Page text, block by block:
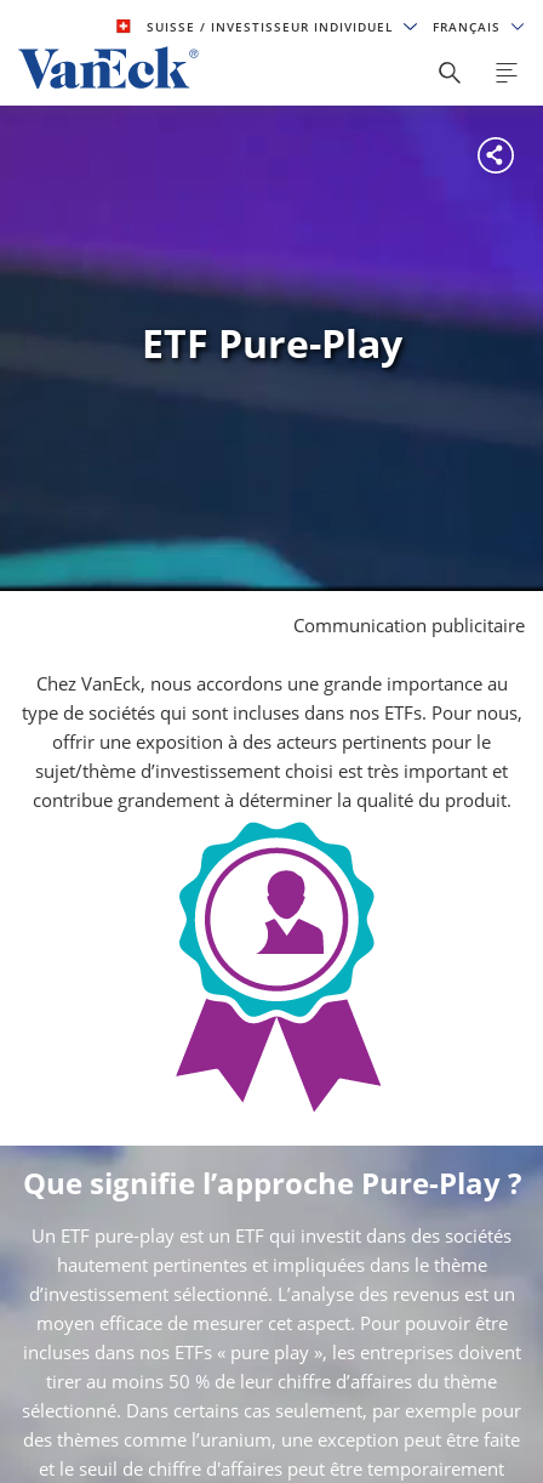
SUISSE/ INVESTISSEUR INDIVIDUEL FRANÇAIS
ETF Pure-Play
Communication publicitaire
Chez VanEck, nous accordons une grande importance au
type de sociétés qui sont incluses dans nos ETFs. Pour nous,
offrir une exposition à des acteurs pertinents pour le
sujet/thème d’investissement choisi est très important et
contribue grandement à déterminer la qualité du produit.
Que signifie l’approche Pure-Play ?
Un ETF pure-play est un ETF qui investit dans des sociétés
hautement pertinentes et impliquées dans le thème
d’investissement sélectionné. L’analyse des revenus est un
moyen efficace de mesurer cet aspect. Pour pouvoir être
incluses dans nos ETFs « pure play », les entreprises doivent
tirer au moins 50 % de leur chiffre d’affaires du thème
sélectionné. Dans certains cas seulement, par exemple pour
des thèmes comme l’uranium, une exception peut être faite
et le seuil de chiffre d'affaires peut être temporairement